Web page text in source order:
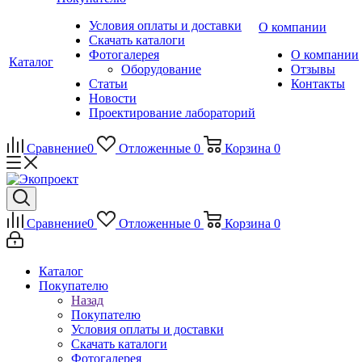
Каталог
Условия оплаты и доставки
Скачать каталоги
Фотогалерея
Оборудование
Статьи
Новости
Проектирование лабораторий
О компании
О компании
Отзывы
Контакты
Сравнение0 Отложенные 0 Корзина 0
Сравнение0 Отложенные 0 Корзина 0
Каталог
Покупателю
Назад
Покупателю
Условия оплаты и доставки
Скачать каталоги
Фотогалерея